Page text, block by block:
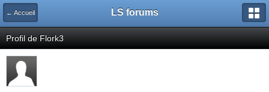
← Accueil LS forums
Profil de Flork3